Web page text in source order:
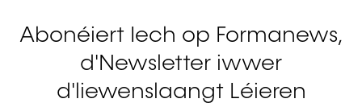
Abonéiert Iech op Formanews,
d'Newsletter iwwer
d'liewenslaangt Léieren